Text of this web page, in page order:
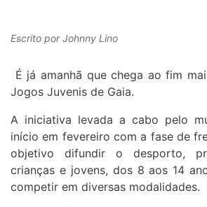
Escrito porJohnny Lino
É já amanhã que chega ao fim
Jogos Juvenis de Gaia.
A iniciativa levada a cabo pelo
início em fevereiro com a fase de
objetivo difundir o desporto,
crianças e jovens, dos 8 aos 14
competir em diversas modalidades.